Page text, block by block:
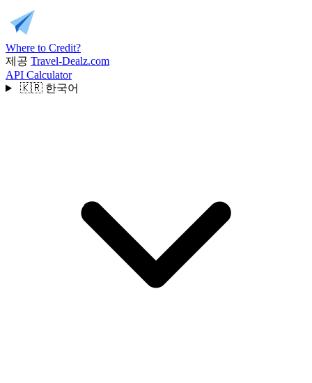
Where to Credit?
제공 Travel-Dealz.com
API Calculator
🇰🇷 한국어